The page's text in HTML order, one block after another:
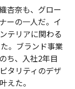
杏奈も、グロー
ーの一人だ。イ
テリアに関わる
。ブランド事業
ち、入社2年目
タリティのデザ
えた。